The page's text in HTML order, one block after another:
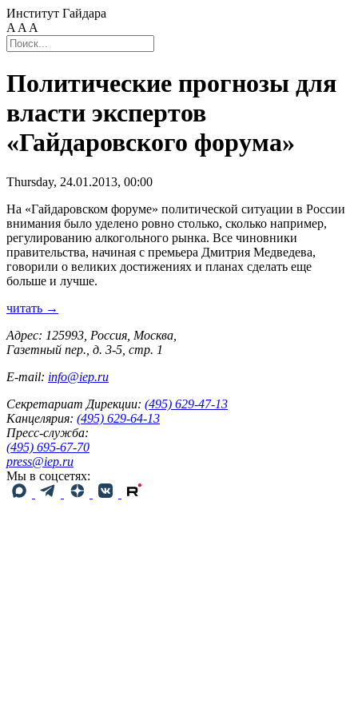
Институт Гайдара
A A A
Политические прогнозы для
власти экспертов
«Гайдаровского форума»
Thursday, 24.01.2013, 00:00
На «Гайдаровском форуме» политической ситуации в России
внимания было уделено ровно столько, сколько например,
регулированию алкогольного рынка. Все чиновники
правительства, начиная с премьера Дмитрия Медведева,
говорили о великих достижениях и планах сделать еще
больше и лучше.
читать →
Адрес: 125993, Россия, Москва,
Газетный пер., д. 3-5, стр. 1
E-mail: info@iep.ru
Секретариат Дирекции: (495) 629-47-13
Канцелярия: (495) 629-64-13
Пресс-служба:
(495) 695-67-70
press@iep.ru
Мы в соцсетях: